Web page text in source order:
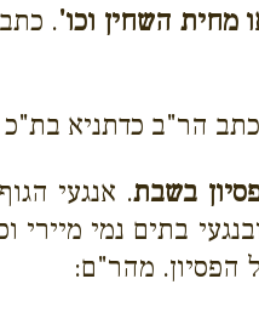
מחית השחין וכו'.
הר"ב כדתניא
בשבת. אנגעי
בתים נמי מיירי
הפסיון. מהר"ם: